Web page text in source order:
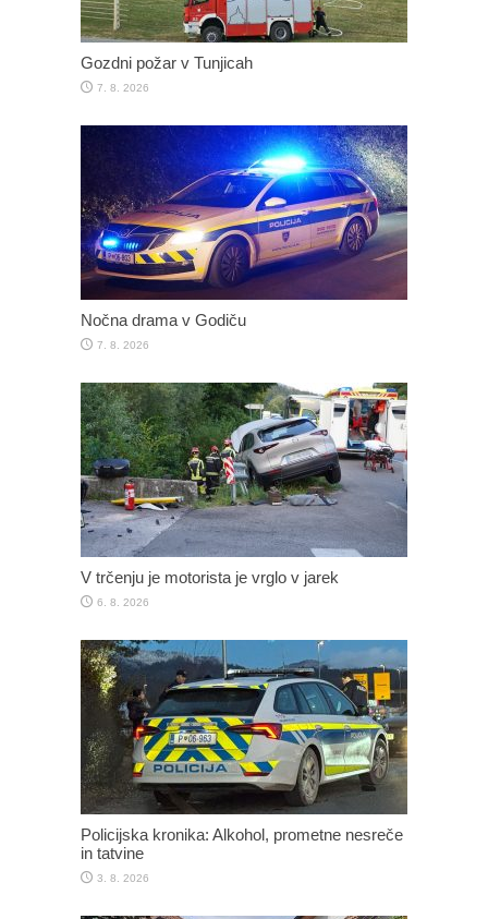
Gozdni požar v Tunjicah
7. 8. 2026
Nočna drama v Godiču
7. 8. 2026
V trčenju je motorista je vrglo v jarek
6. 8. 2026
Policijska kronika: Alkohol, prometne nesreče
in tatvine
3. 8. 2026